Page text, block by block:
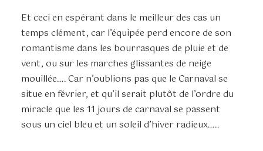
Et ceci en espérant dans le meilleur des cas un
temps clément, car l’équipée perd encore de son
romantisme dans les bourrasques de pluie et de
vent, ou sur les marches glissantes de neige
mouillée…. Car n’oublions pas que le Carnaval se
situe en février, et qu’il serait plutôt de l’ordre du
miracle que les 11 jours de carnaval se passent
sous un ciel bleu et un soleil d’hiver radieux…..